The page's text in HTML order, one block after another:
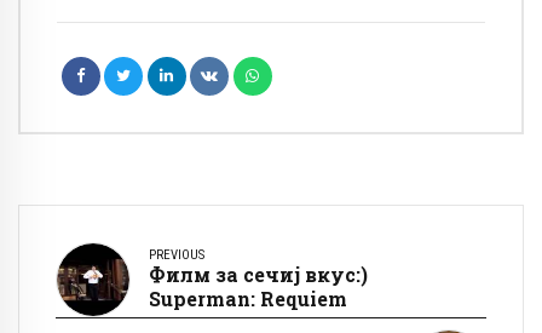
PREVIOUS
Филм за сечиј вкус:)
Superman: Requiem